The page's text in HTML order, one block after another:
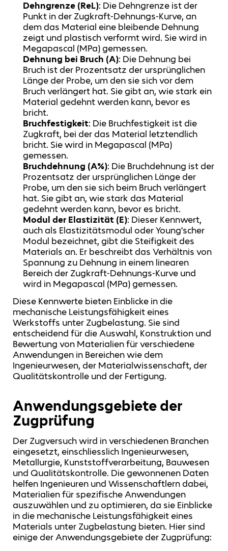
Dehngrenze (ReL): Die Dehngrenze ist der
Punkt in der Zugkraft-Dehnungs-Kurve, an
dem das Material eine bleibende Dehnung
zeigt und plastisch verformt wird. Sie wird in
Megapascal (MPa) gemessen.
Dehnung bei Bruch (A): Die Dehnung bei
Bruch ist der Prozentsatz der ursprünglichen
Länge der Probe, um den sie sich vor dem
Bruch verlängert hat. Sie gibt an, wie stark ein
Material gedehnt werden kann, bevor es
bricht.
Bruchfestigkeit: Die Bruchfestigkeit ist die
Zugkraft, bei der das Material letztendlich
bricht. Sie wird in Megapascal (MPa)
gemessen.
Bruchdehnung (A%): Die Bruchdehnung ist der
Prozentsatz der ursprünglichen Länge der
Probe, um den sie sich beim Bruch verlängert
hat. Sie gibt an, wie stark das Material
gedehnt werden kann, bevor es bricht.
Modul der Elastizität (E): Dieser Kennwert,
auch als Elastizitätsmodul oder Young'scher
Modul bezeichnet, gibt die Steifigkeit des
Materials an. Er beschreibt das Verhältnis von
Spannung zu Dehnung in einem linearen
Bereich der Zugkraft-Dehnungs-Kurve und
wird in Megapascal (MPa) gemessen.
Diese Kennwerte bieten Einblicke in die
mechanische Leistungsfähigkeit eines
Werkstoffs unter Zugbelastung. Sie sind
entscheidend für die Auswahl, Konstruktion und
Bewertung von Materialien für verschiedene
Anwendungen in Bereichen wie dem
Ingenieurwesen, der Materialwissenschaft, der
Qualitätskontrolle und der Fertigung.
Anwendungsgebiete der
Zugprüfung
Der Zugversuch wird in verschiedenen Branchen
eingesetzt, einschliesslich Ingenieurwesen,
Metallurgie, Kunststoffverarbeitung, Bauwesen
und Qualitätskontrolle. Die gewonnenen Daten
helfen Ingenieuren und Wissenschaftlern dabei,
Materialien für spezifische Anwendungen
auszuwählen und zu optimieren, da sie Einblicke
in die mechanische Leistungsfähigkeit eines
Materials unter Zugbelastung bieten. Hier sind
einige der Anwendungsgebiete der Zugprüfung: